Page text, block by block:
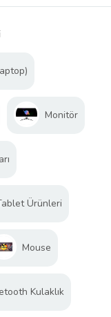
Monitör
Ürünleri
Mouse
Kulaklık